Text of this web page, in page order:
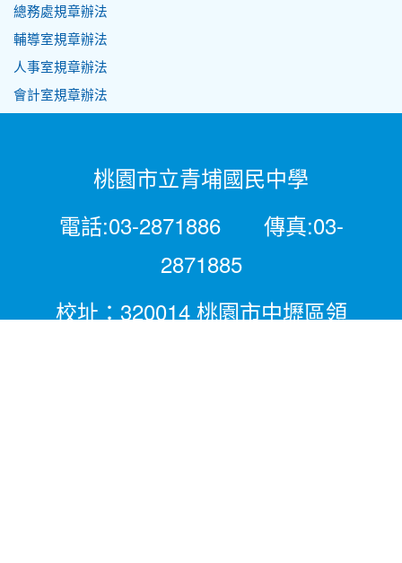
總務處規章辦法
輔導室規章辦法
人事室規章辦法
會計室規章辦法
桃園市立青埔國民中學
電話:03-2871886 傳真:03-
2871885
校址：320014 桃園市中壢區領